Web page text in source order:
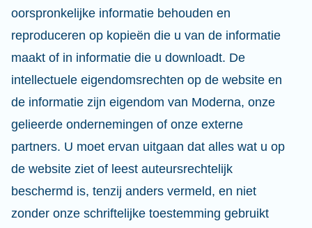
oorspronkelijke informatie behouden en
reproduceren op kopieën die u van de informatie
maakt of in informatie die u downloadt. De
intellectuele eigendomsrechten op de website en
de informatie zijn eigendom van Moderna, onze
gelieerde ondernemingen of onze externe
partners. U moet ervan uitgaan dat alles wat u op
de website ziet of leest auteursrechtelijk
beschermd is, tenzij anders vermeld, en niet
zonder onze schriftelijke toestemming gebruikt